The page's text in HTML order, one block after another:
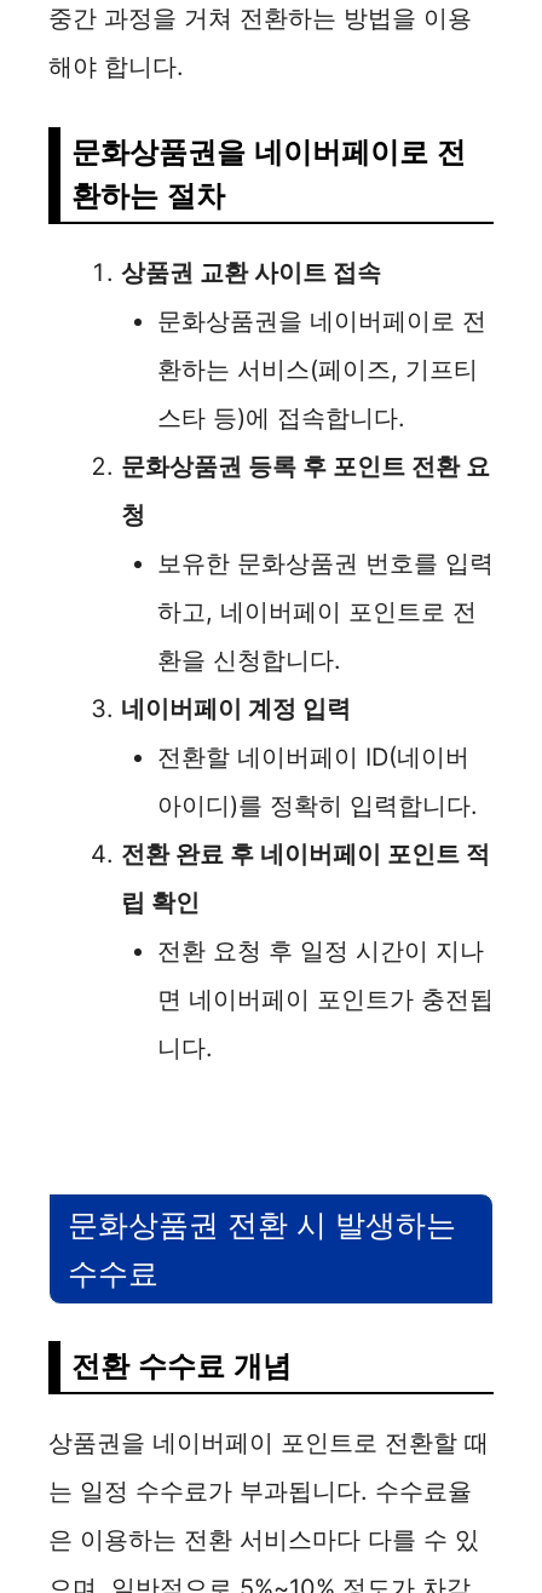
중간 과정을 거쳐 전환하는 방법을 이용
해야 합니다.
문화상품권을 네이버페이로 전
환하는 절차
상품권 교환 사이트 접속
문화상품권을 네이버페이로 전
환하는 서비스(페이즈, 기프티
스타 등)에 접속합니다.
문화상품권 등록 후 포인트 전환 요
청
보유한 문화상품권 번호를 입력
하고, 네이버페이 포인트로 전
환을 신청합니다.
네이버페이 계정 입력
전환할 네이버페이 ID(네이버
아이디)를 정확히 입력합니다.
전환 완료 후 네이버페이 포인트 적
립 확인
전환 요청 후 일정 시간이 지나
면 네이버페이 포인트가 충전됩
니다.
문화상품권 전환 시 발생하는
수수료
전환 수수료 개념
상품권을 네이버페이 포인트로 전환할 때
는 일정 수수료가 부과됩니다. 수수료율
은 이용하는 전환 서비스마다 다를 수 있